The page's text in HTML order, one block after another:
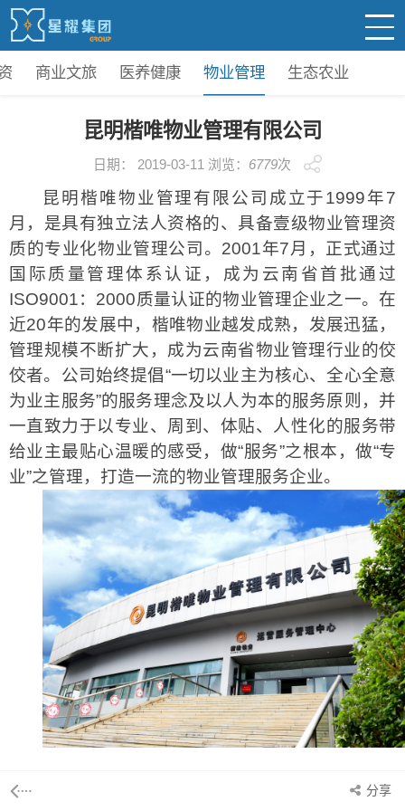
商业文旅 医养健康 物业管理 生态农业
昆明楷唯物业管理有限公司
日期： 2019-03-11 浏览： 6779次
昆明楷唯物业管理有限公司成立于1999年7
月，是具有独立法人资格的、具备壹级物业管理资
质的专业化物业管理公司。2001年7月，正式通过
国际质量管理体系认证，成为云南省首批通过
ISO9001：2000质量认证的物业管理企业之一。在
近20年的发展中，楷唯物业越发成熟，发展迅猛，
管理规模不断扩大，成为云南省物业管理行业的佼
佼者。公司始终提倡“一切以业主为核心、全心全意
为业主服务”的服务理念及以人为本的服务原则，并
一直致力于以专业、周到、体贴、人性化的服务带
给业主最贴心温暖的感受，做“服务”之根本，做“专
业”之管理，打造一流的物业管理服务企业。
分享